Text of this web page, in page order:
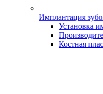
Имплантация
Установка
Костная